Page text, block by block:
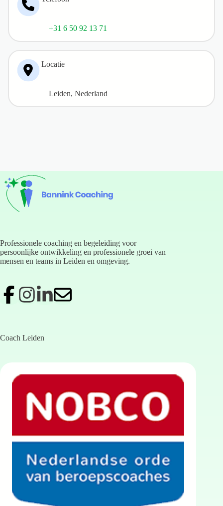
+31 6 50 92 13 71
Locatie
Leiden, Nederland
Professionele coaching en begeleiding voor
persoonlijke ontwikkeling en professionele groei van
mensen en teams in Leiden en omgeving.
Coach Leiden